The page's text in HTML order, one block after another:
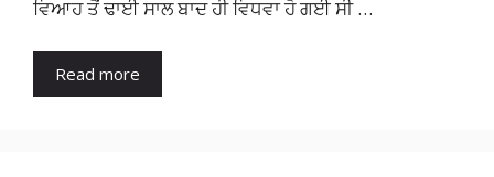
ਵਿਆਹ ਤੋਂ ਢਾਈ ਸਾਲ ਬਾਦ ਹੀ ਵਿਧਵਾ ਹੋ ਗਈ ਸੀ …
Read more